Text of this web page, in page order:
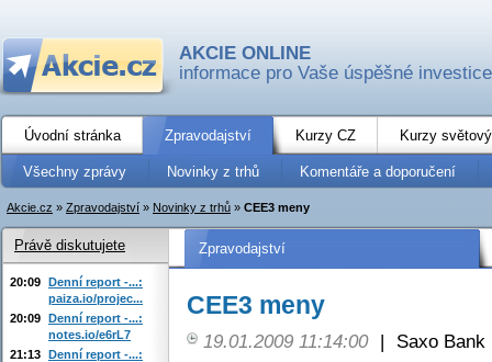
AKCIE ONLINE
informace pro Vaše úspěšné investice
Úvodní stránka Zpravodajství Kurzy CZ Kurzy
Všechny zprávy Novinky z trhů Komentáře a doporučení
Akcie.cz » Zpravodajství » Novinky z trhů » CEE3 meny
Zpravodajství
CEE3 meny
19.01.2009 11:14:00 |
Saxo Bank
Právě diskutujete
20:09 Denní report -...:
paiza.io/projec...
20:09 Denní report -...:
notes.io/e6rL7
21:13 Denní report -...: